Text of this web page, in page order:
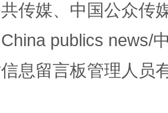
传媒、中国公众传
publics news/
息留言板管理人员